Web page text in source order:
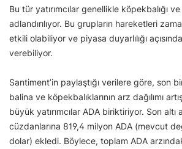
Bu tür yatırımcılar genellikle köpekbalığı
adlandırılıyor. Bu grupların hareketleri
etkili olabiliyor ve piyasa duyarlılığı
verebiliyor.
Santiment’in paylaştığı verilere göre, son
balina ve köpekbalıklarının arz dağılımı
büyük yatırımcılar ADA biriktiriyor. Son
cüzdanlarına 819,4 milyon ADA (mevcut
dolar) ekledi. Böylece, toplam ADA